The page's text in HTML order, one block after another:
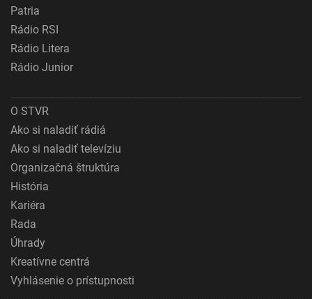
Patria
Rádio RSI
Rádio Litera
Rádio Junior
O STVR
Ako si naladiť rádiá
Ako si naladiť televíziu
Organizačná štruktúra
História
Kariéra
Rada
Úhrady
Kreatívne centrá
Vyhlásenie o prístupnosti